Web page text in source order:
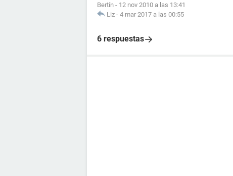
Bertín - 12 nov 2010 a las 13:41
Liz - 4 mar 2017 a las 00:55
6 respuestas